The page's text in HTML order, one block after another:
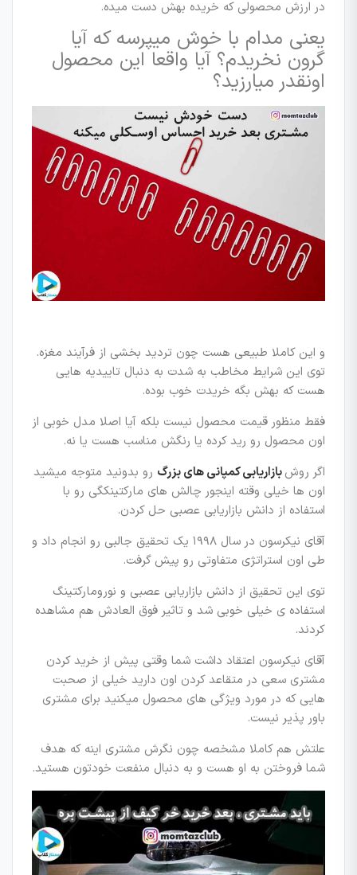
در ارزش محصولی که خریده بهش دست میده.
یعنی مدام با خوش میپرسه که آیا
گرون نخریدم؟ آیا واقعا این محصول
اونقدر میارزید؟
و این کاملا طبیعی هست چون تردید بخشی از فرآیند مغزه.
توی این شرایط مخاطب به شدت به دنبال تاییدیه هایی
هست که بهش بگه خریدت خوب بوده.
فقط منظور قیمت محصول نیست بلکه آیا اصلا مدل خوبی از
اون محصول رو رید کرده یا رنگش مناسب هست یا نه.
اگر روشبازاریابی کمپانی های بزرگ رو بدونید متوجه میشید
اون ها خیلی وقته اینجور چالش های مارکتینکگی رو با
استفاده از دانش بازاریابی عصبی حل کردن.
آقای نیکرسون در سال ۱۹۹۸ یک تحقیق جالبی رو انجام داد و
طی اون استراتژی متفاوتی رو پیش گرفت.
توی این تحقیق از دانش بازاریابی عصبی و نورومارکتینگ
استفاده ی خیلی خوبی شد و تاثیر فوق العادش هم مشاهده
کردند.
آقای نیکرسون اعتقاد داشت شما وقتی پیش از خرید کردن
مشتری سعی در متقاعد کردن اون دارید خیلی از صحبت
هایی که در مورد ویژگی های محصول میکنید برای مشتری
باور پذیر نیست.
علتش هم کاملا مشخصه چون نگرش مشتری اینه که هدف
شما فروختن به او هست و به دنبال منفعت خودتون هستید.